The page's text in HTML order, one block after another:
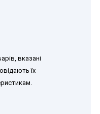
вказані
їх